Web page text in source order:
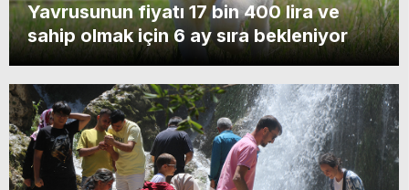
Yavrusunun fiyatı 17 bin 400 lira ve
sahip olmak için 6 ay sıra bekleniyor